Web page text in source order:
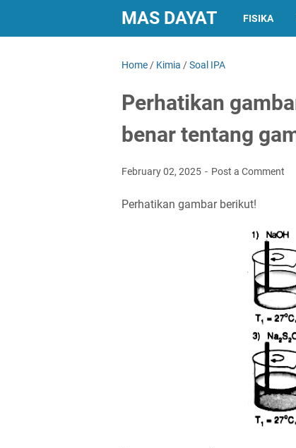
MAS DAYAT FISIKA
Home / Kimia /Soal IPA
Perhatikan
benar tentang
February 02, 2025 Post a Comment
Perhatikan gambar berikut!